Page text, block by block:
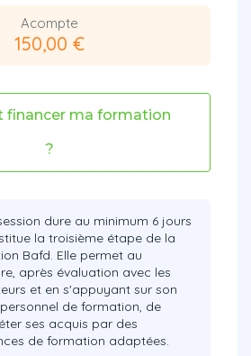
Acompte
150,00 €
financer ma formation
?
dure au minimum 6 jours
la troisième étape de la
Bafd. Elle permet au
après évaluation avec les
et en s'appuyant sur son
de formation, de
ses acquis par des
de formation adaptées.